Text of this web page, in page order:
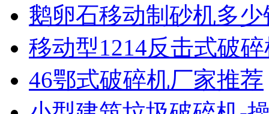
鹅卵石移动制砂机多
移动型1214反击式破
46鄂式破碎机厂家推荐